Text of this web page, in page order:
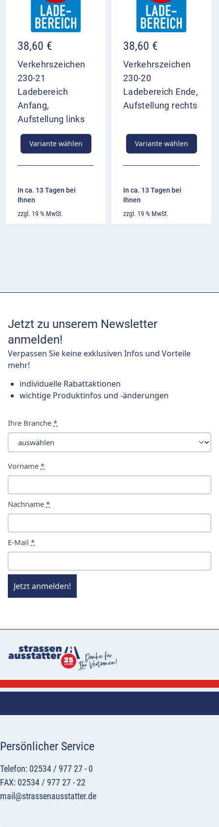
38,60 €
Verkehrszeichen
230-21
Ladebereich
Anfang,
Aufstellung links
Variante wählen
In ca. 13 Tagen bei
Ihnen
zzgl. 19 % MwSt.
38,60 €
Verkehrszeichen
230-20
Ladebereich Ende,
Aufstellung rechts
Variante wählen
In ca. 13 Tagen bei
Ihnen
zzgl. 19 % MwSt.
Jetzt zu unserem Newsletter
anmelden!
Verpassen Sie keine exklusiven Infos und Vorteile
mehr!
individuelle Rabattaktionen
wichtige Produktinfos und -änderungen
Ihre Branche *
Vorname *
Nachname *
E-Mail *
Jetzt anmelden!
Persönlicher Service
Telefon: 02534 / 977 27 - 0
FAX: 02534 / 977 27 - 22
mail@strassenausstatter.de